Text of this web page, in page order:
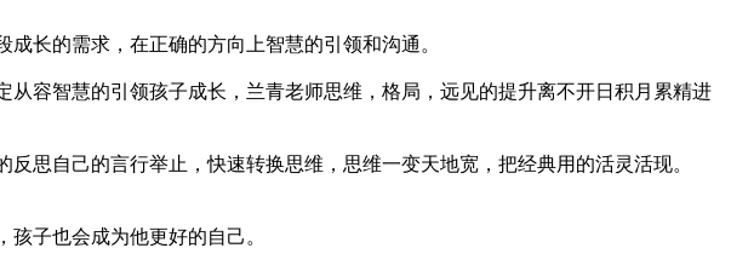
长的需求，在正确的方向上智慧的引领和沟通。
容智慧的引领孩子成长，兰青老师思维，格局，远见的提升离不开日积月累精进
思自己的言行举止，快速转换思维，思维一变天地宽，把经典用的活灵活现。
子也会成为他更好的自己。